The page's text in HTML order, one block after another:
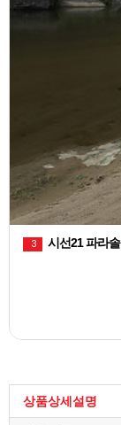
3 시선21 파라
상품상세설명